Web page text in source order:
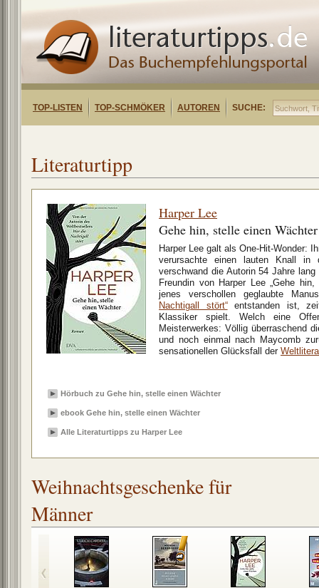
TOP-LISTEN TOP-SCHMÖKER AUTOREN SUCHE:
Literaturtipp
Harper Lee
Gehe hin, stelle einen Wächter
Harper Lee galt als One-Hit-Wonder:
verursachte einen lauten Knall in
verschwand die Autorin 54 Jahre
Freundin von Harper Lee „Gehe
jenes verschollen geglaubte
Nachtigall stört“entstanden ist,
Klassiker spielt. Welch eine
Meisterwerkes: Völlig überraschend
und noch einmal nach Maycomb
sensationellen Glücksfall der
Hörbuch zu Gehe hin, stelle einen Wächter
ebook Gehe hin, stelle einen Wächter
Alle Literaturtipps zu Harper Lee
Weihnachtsgeschenke für
Männer